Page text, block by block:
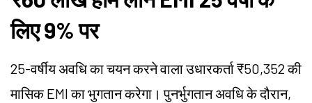
लिए 9% पर
25-वर्षीय अवधि का चयन करने वाला उधारकर्ता ₹50,352 की
मासिक EMI का भुगतान करेगा। पुनर्भुगतान अवधि के दौरान,